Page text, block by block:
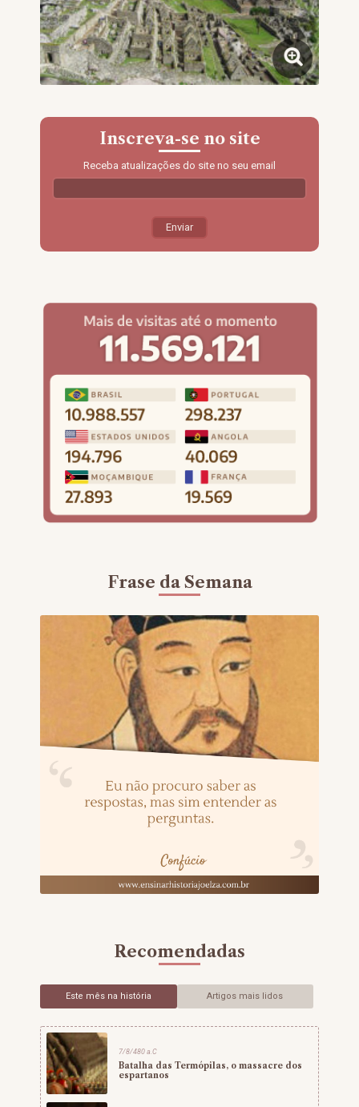
Inscreva-se no site
Receba atualizações do site no seu email
Frase da Semana
Recomendadas
Este mês na história Artigos mais lidos
7/8/480 a.C
Batalha das Termópilas, o massacre dos
espartanos